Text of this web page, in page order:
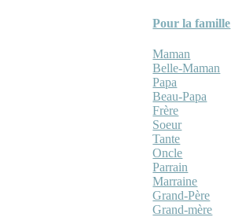
Pour la famille
Maman
Belle-Maman
Papa
Beau-Papa
Frère
Soeur
Tante
Oncle
Parrain
Marraine
Grand-Père
Grand-mère